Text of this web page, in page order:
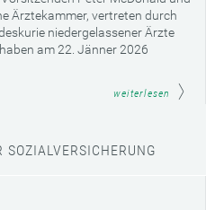
Ärztekammer, vertreten durch
niedergelassener Ärzte
am 22. Jänner 2026
weiterlesen